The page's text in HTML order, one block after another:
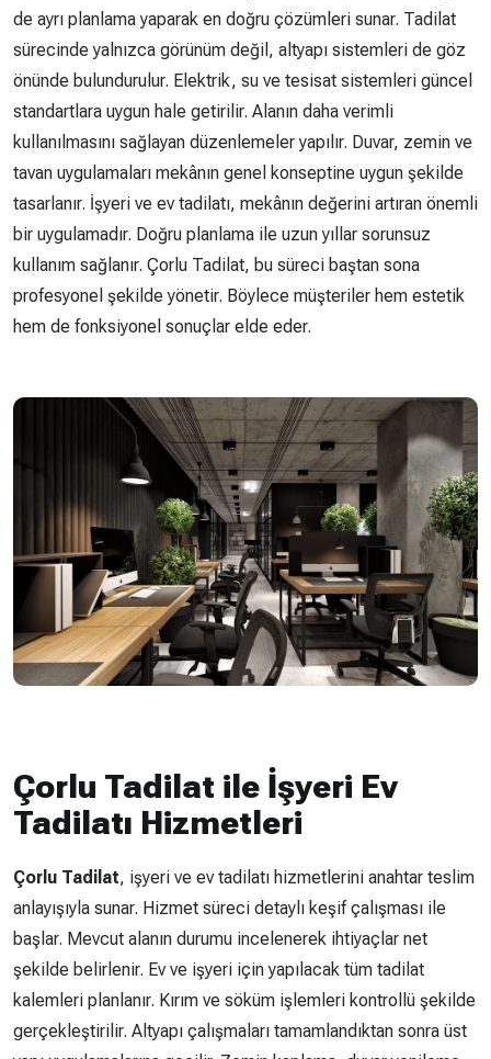
de ayrı planlama yaparak en doğru çözümleri sunar. Tadilat
sürecinde yalnızca görünüm değil, altyapı sistemleri de göz
önünde bulundurulur. Elektrik, su ve tesisat sistemleri güncel
standartlara uygun hale getirilir. Alanın daha verimli
kullanılmasını sağlayan düzenlemeler yapılır. Duvar, zemin ve
tavan uygulamaları mekânın genel konseptine uygun şekilde
tasarlanır. İşyeri ve ev tadilatı, mekânın değerini artıran önemli
bir uygulamadır. Doğru planlama ile uzun yıllar sorunsuz
kullanım sağlanır. Çorlu Tadilat, bu süreci baştan sona
profesyonel şekilde yönetir. Böylece müşteriler hem estetik
hem de fonksiyonel sonuçlar elde eder.
Çorlu Tadilat ile İşyeri Ev
Tadilatı Hizmetleri
Çorlu Tadilat, işyeri ve ev tadilatı hizmetlerini anahtar teslim
anlayışıyla sunar. Hizmet süreci detaylı keşif çalışması ile
başlar. Mevcut alanın durumu incelenerek ihtiyaçlar net
şekilde belirlenir. Ev ve işyeri için yapılacak tüm tadilat
kalemleri planlanır. Kırım ve söküm işlemleri kontrollü şekilde
gerçekleştirilir. Altyapı çalışmaları tamamlandıktan sonra üst